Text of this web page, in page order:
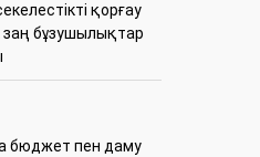
қорғау
бұзушылықтар
бюджет пен даму